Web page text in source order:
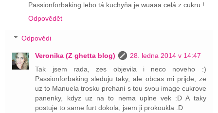
Passionforbaking lebo tá kuchyňa je wuaaa celá z cukru !
Odpovědět
Odpovědi
Veronika (Z ghetta blog)
28. ledna 2014 v 14:47
Tak jsem rada, zes objevila i neco noveho :)
Passionforbaking sleduju taky, ale obcas mi prijde, ze
uz to Manuela trosku prehani s tou svou image cukrove
panenky, kdyz uz na to nema uplne vek :D A taky
postuje to same furt dokola, jsem ji prokoukla :D